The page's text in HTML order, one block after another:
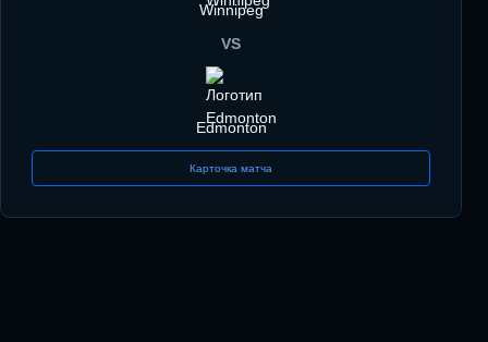
Winnipeg
VS
Edmonton
Карточка матча